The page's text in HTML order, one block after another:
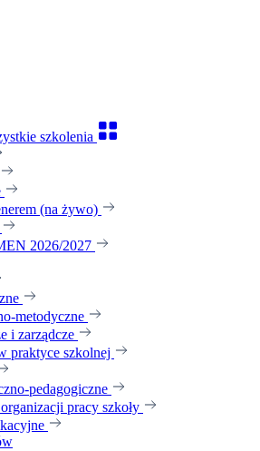
szkolenia
(na żywo)
2026/2027
metodyczne
i zarządcze
praktyce szkolnej
pedagogiczne
pracy szkoły